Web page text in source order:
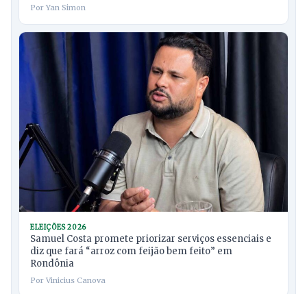
Por Yan Simon
ELEIÇÕES 2026
Samuel Costa promete priorizar serviços essenciais e
diz que fará “arroz com feijão bem feito” em
Rondônia
Por Vinicius Canova